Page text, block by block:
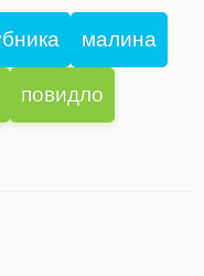
малина
повидло